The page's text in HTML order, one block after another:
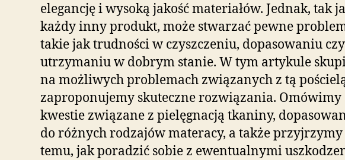
elegancję i wysoką jakość materiałów. Jednak, tak
każdy inny produkt, może stwarzać pewne
takie jak trudności w czyszczeniu, dopasowaniu czy
utrzymaniu w dobrym stanie. W tym artykule
na możliwych problemach związanych z tą
zaproponujemy skuteczne rozwiązania. Omówimy
kwestie związane z pielęgnacją tkaniny,
do różnych rodzajów materacy, a także przyjrzymy
temu, jak poradzić sobie z ewentualnymi